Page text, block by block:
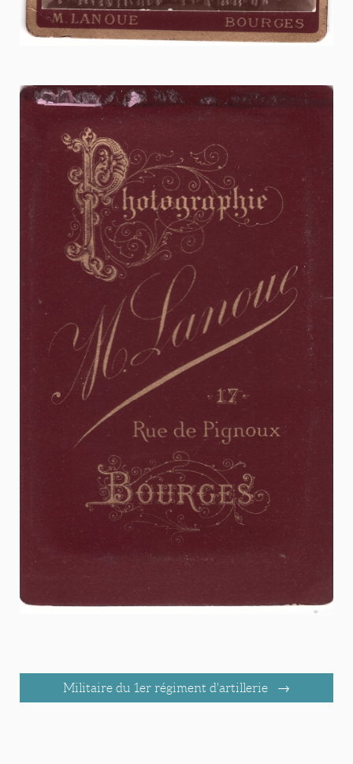
Militaire du 1er régiment d'artillerie